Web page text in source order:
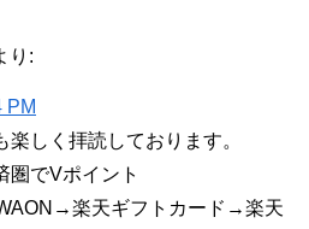
り:
PM
楽しく拝読しております。
圏でVポイント
楽天ギフトカード→楽天